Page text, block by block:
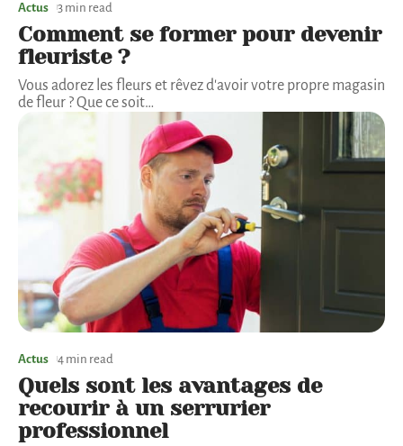
Actus 3 min read
Comment se former pour devenir
fleuriste ?
Vous adorez les fleurs et rêvez d'avoir votre propre magasin
de fleur ? Que ce soit…
Actus 4 min read
Quels sont les avantages de
recourir à un serrurier
professionnel